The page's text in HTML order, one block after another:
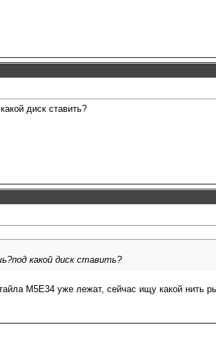
диск ставить?
какой диск ставить?
М5Е34 уже лежат, сейчас ищу какой нить